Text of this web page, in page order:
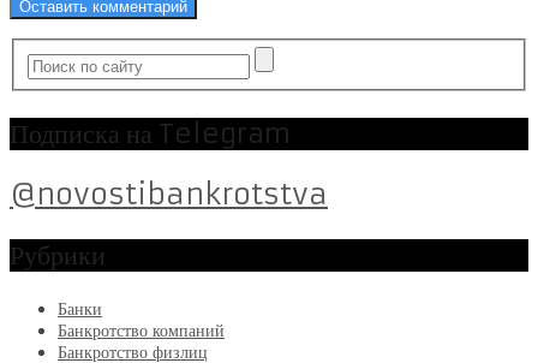
Подписка на Telegram
@novostibankrotstva
Рубрики
Банки
Банкротство компаний
Банкротство физлиц